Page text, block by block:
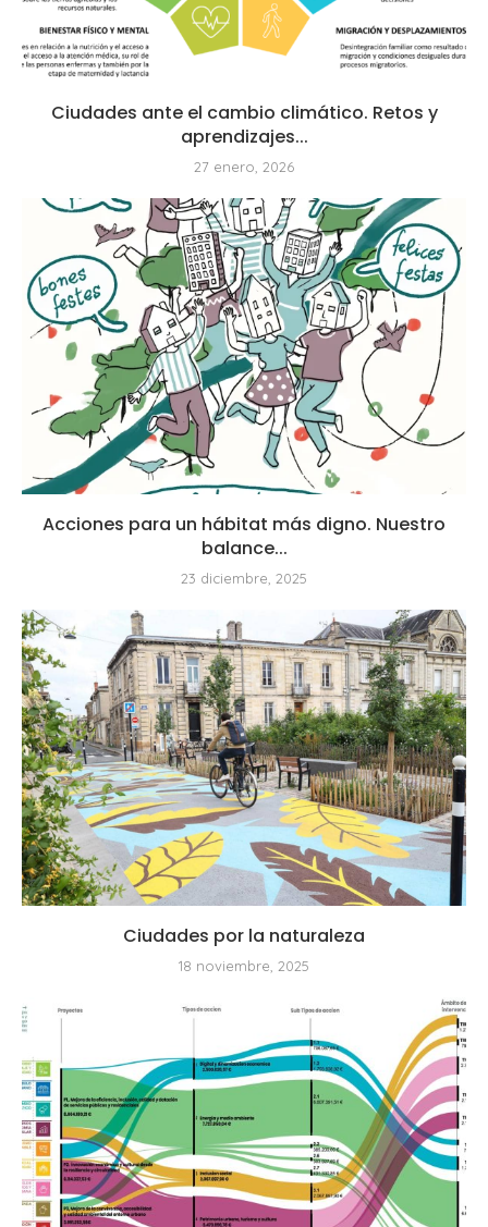
Ciudades ante el cambio climático. Retos y
aprendizajes...
27 enero, 2026
Acciones para un hábitat más digno. Nuestro
balance...
23 diciembre, 2025
Ciudades por la naturaleza
18 noviembre, 2025